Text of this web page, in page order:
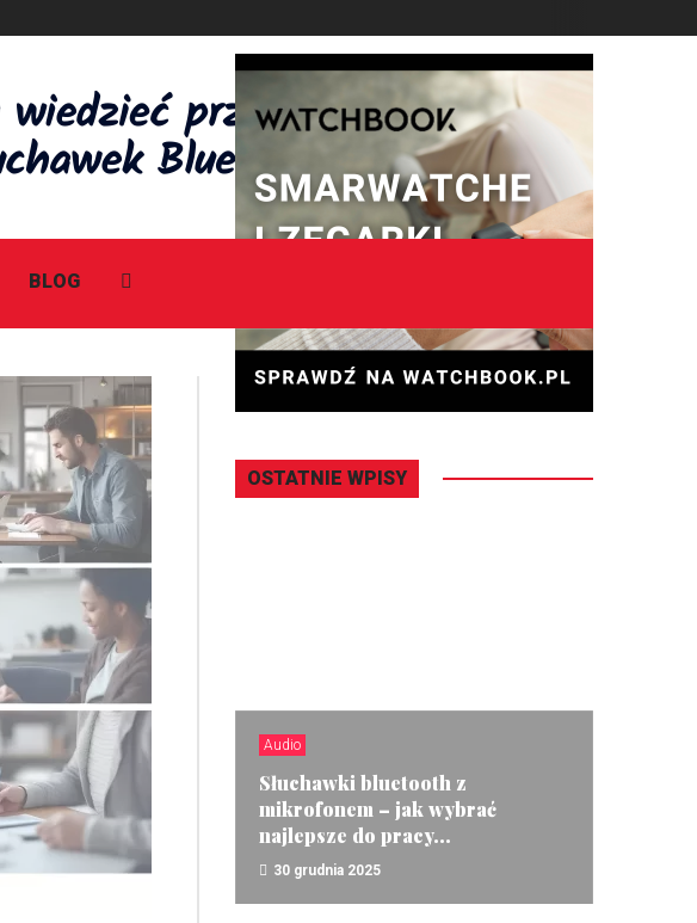
DZISIAJ
Czwartek ,
BLOG
OSTATNIE WPISY
Audio
Słuchawki bluetooth z
mikrofonem – jak wybrać
najlepsze do pracy...
30 grudnia 2025